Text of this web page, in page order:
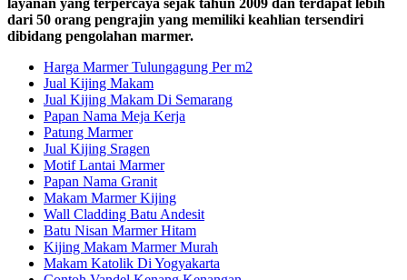
layanan yang terpercaya sejak tahun 2009 dan terdapat lebih
dari 50 orang pengrajin yang memiliki keahlian tersendiri
dibidang pengolahan marmer.
Harga Marmer Tulungagung Per m2
Jual Kijing Makam
Jual Kijing Makam Di Semarang
Papan Nama Meja Kerja
Patung Marmer
Jual Kijing Sragen
Motif Lantai Marmer
Papan Nama Granit
Makam Marmer Kijing
Wall Cladding Batu Andesit
Batu Nisan Marmer Hitam
Kijing Makam Marmer Murah
Makam Katolik Di Yogyakarta